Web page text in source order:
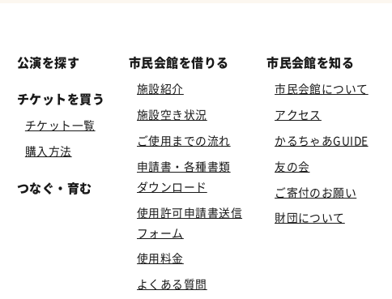
公演を探す
チケットを買う
チケット一覧
購入方法
つなぐ・育む
市民会館を借りる
施設紹介
施設空き状況
ご使用までの流れ
申請書・各種書類
ダウンロード
使用許可申請書送信
フォーム
使用料金
よくある質問
市民会館を知る
市民会館について
アクセス
かるちゃあGUIDE
友の会
ご寄付のお願い
財団について